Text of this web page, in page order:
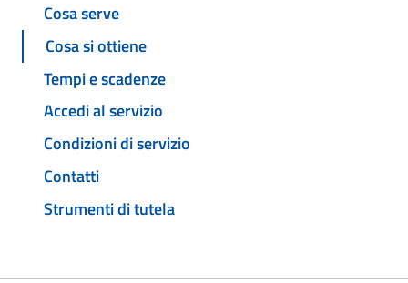
Cosa serve
Cosa si ottiene
Tempi e scadenze
Accedi al servizio
Condizioni di servizio
Contatti
Strumenti di tutela